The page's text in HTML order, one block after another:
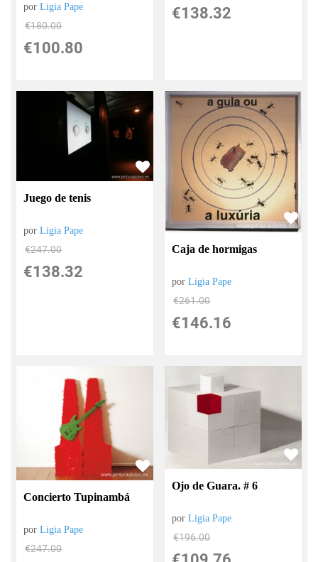
porLigia Pape
€180.00
€100.80
€138.32
Juego de tenis
porLigia Pape
€247.00
€138.32
Caja de hormigas
porLigia Pape
€261.00
€146.16
Concierto Tupinambá
porLigia Pape
€247.00
Ojo de Guara. # 6
porLigia Pape
€196.00